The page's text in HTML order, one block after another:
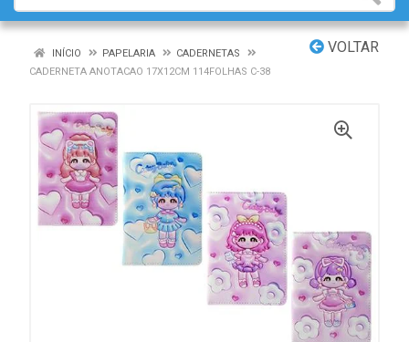
VOLTAR
INÍCIO PAPELARIA
CADERNETAS
CADERNETA ANOTACAO 17X12CM 114FOLHAS C-38